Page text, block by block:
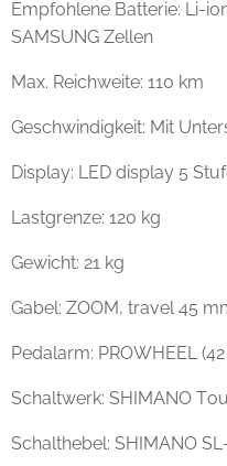
Empfohlene Batterie: Li-
SAMSUNG Zellen
Max. Reichweite: 110 km
Geschwindigkeit: Mit
Display: LED display 5
Lastgrenze: 120 kg
Gewicht: 21 kg
Gabel: ZOOM, travel 45
Pedalarm: PROWHEEL
Schaltwerk: SHIMANO
Schalthebel: SHIMANO